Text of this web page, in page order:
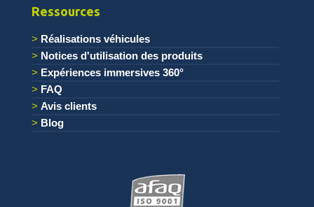
Ressources
Réalisations véhicules
Notices d'utilisation des produits
Expériences immersives 360°
FAQ
Avis clients
Blog